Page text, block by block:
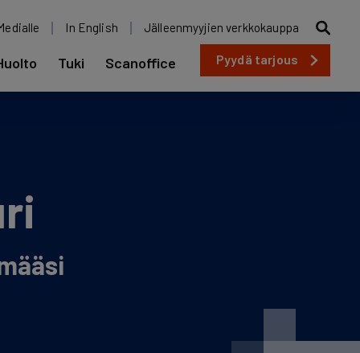
In English Jälleenmyyjien verkkokauppa
Tuki Scanoffice Pyydä tarjous